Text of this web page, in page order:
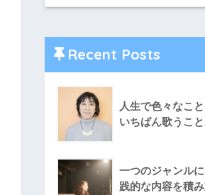
Recent Posts
人生で色々なこ
いちばん歌うこ
一つのジャンル
践的な内容を積